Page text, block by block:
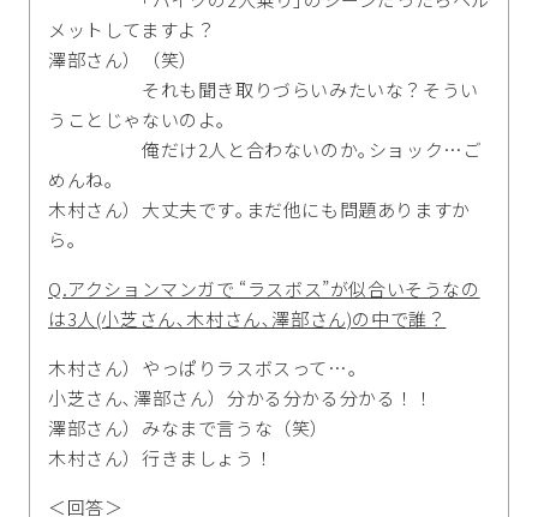
メットしてますよ？
澤部さん）（笑）
それも聞き取りづらいみたいな？そうい
うことじゃないのよ｡
俺だけ2人と合わないのか｡ショック…ご
めんね｡
木村さん）大丈夫です｡まだ他にも問題ありますか
ら｡
Q.アクションマンガで “ラスボス”が似合いそうなの
は3人(小芝さん､木村さん､澤部さん)の中で誰？
木村さん）やっぱりラスボスって…｡
小芝さん､澤部さん）分かる分かる分かる！！
澤部さん）みなまで言うな（笑）
木村さん）行きましょう！
＜回答＞